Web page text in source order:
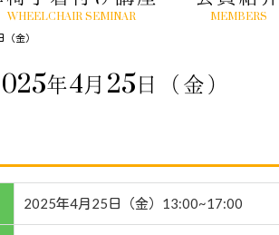
WHEELCHAIR SEMINAR MEMBERS
金）
年4月25日（金）
2025年4月25日（金）13:00~17:00